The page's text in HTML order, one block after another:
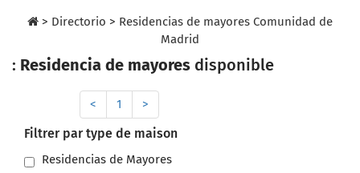
> Directorio > Residencias de mayores Comunidad de
Madrid
: Residencia de mayores disponible
< 1 >
Filtrer par type de maison
Residencias de Mayores